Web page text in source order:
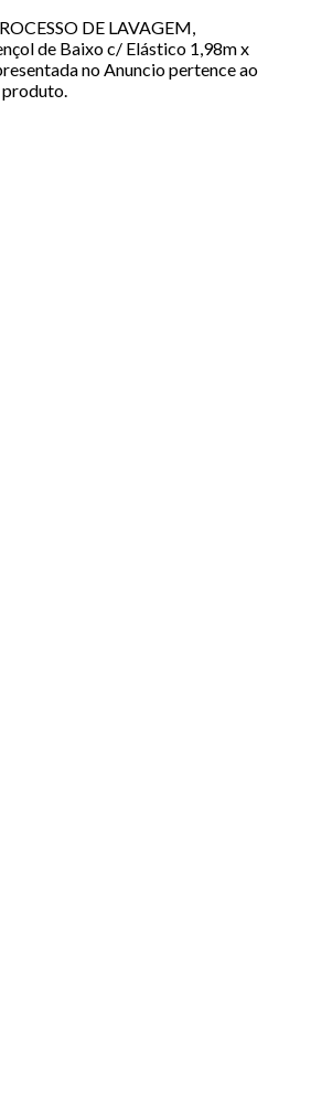
DE LAVAGEM,
de Baixo c/ Elástico 1,98m x
no Anuncio pertence ao
produto.